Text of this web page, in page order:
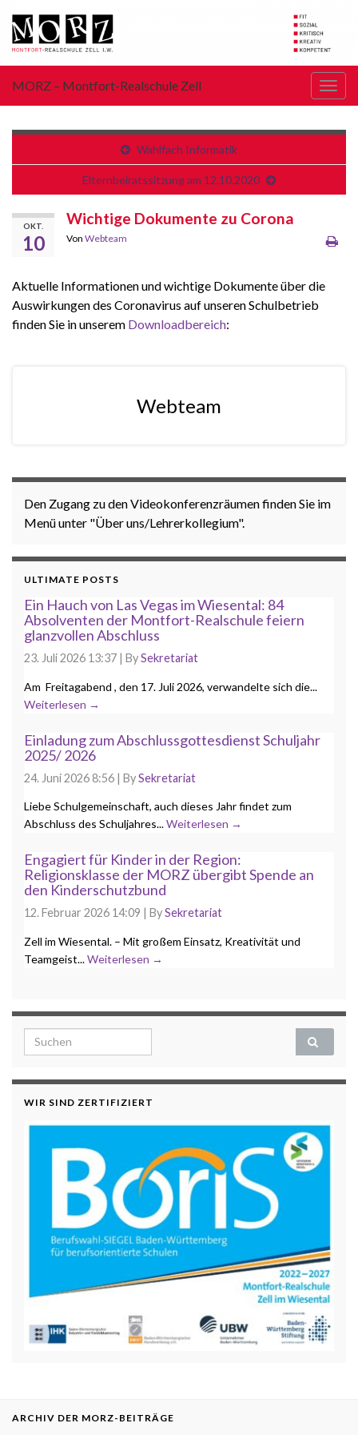
MORZ – Montfort-Realschule Zell
Wahlfach Informatik
Elternbeiratssitzung am 12.10.2020
OKT.
10
Wichtige Dokumente zu Corona
Von Webteam
Aktuelle Informationen und wichtige Dokumente über die
Auswirkungen des Coronavirus auf unseren Schulbetrieb
finden Sie in unserem Downloadbereich:
Webteam
Den Zugang zu den Videokonferenzräumen finden Sie im
Menü unter "Über uns/Lehrerkollegium".
ULTIMATE POSTS
Ein Hauch von Las Vegas im Wiesental: 84
Absolventen der Montfort-Realschule feiern
glanzvollen Abschluss
23. Juli 2026 13:37 BySekretariat
Am Freitagabend , den 17. Juli 2026, verwandelte sich die...
Weiterlesen →
Einladung zum Abschlussgottesdienst Schuljahr
2025/ 2026
24. Juni 2026 8:56 | BySekretariat
Liebe Schulgemeinschaft, auch dieses Jahr findet zum
Abschluss des Schuljahres...Weiterlesen →
Engagiert für Kinder in der Region:
Religionsklasse der MORZ übergibt Spende an
den Kinderschutzbund
12. Februar 2026 14:09 | BySekretariat
Zell im Wiesental. – Mit großem Einsatz, Kreativität und
Teamgeist...Weiterlesen →
Search for:
WIR SIND ZERTIFIZIERT
ARCHIV DER MORZ-BEITRÄGE